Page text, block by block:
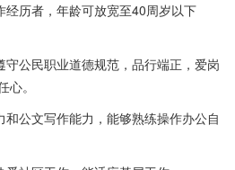
历者，年龄可放宽至40周岁以下
公民职业道德规范，品行端正，爱岗
。
公文写作能力，能够熟练操作办公自